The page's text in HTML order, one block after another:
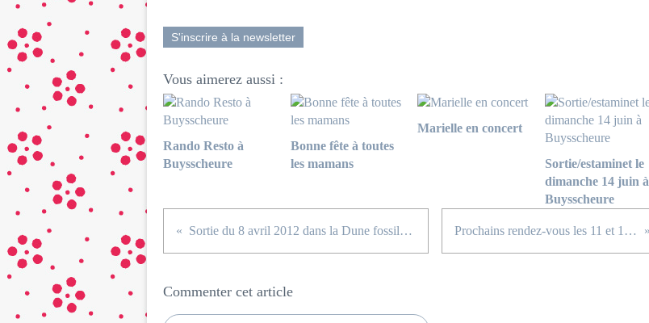
S'inscrire à la newsletter
Vous aimerez aussi :
Rando Resto à
Buysscheure
Bonne fête à toutes
les mamans
Marielle en concert
Sortie/estaminet le
dimanche 14 juin à
Buysscheure
Sortie du 8 avril 2012 dans la Dune fossile de Ghyvelde Prochains rendez-vous les 11 et 15 avril 2012
Commenter cet article